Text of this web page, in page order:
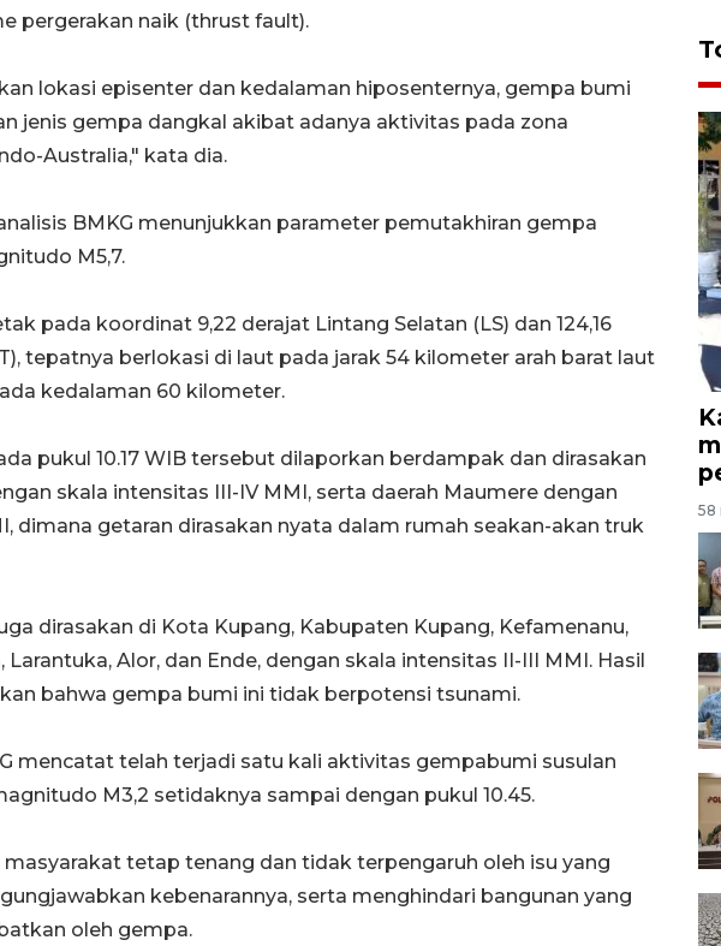
pergerakan naik (thrust fault).
lokasi episenter dan kedalaman hiposenternya, gempa bumi
jenis gempa dangkal akibat adanya aktivitas pada zona
Australia," kata dia.
BMKG menunjukkan parameter pemutakhiran gempa
M5,7.
pada koordinat 9,22 derajat Lintang Selatan (LS) dan 124,16
tepatnya berlokasi di laut pada jarak 54 kilometer arah barat laut
kedalaman 60 kilometer.
pukul 10.17 WIB tersebut dilaporkan berdampak dan dirasakan
skala intensitas III-IV MMI, serta daerah Maumere dengan
dimana getaran dirasakan nyata dalam rumah seakan-akan truk
dirasakan di Kota Kupang, Kabupaten Kupang, Kefamenanu,
Larantuka, Alor, dan Ende, dengan skala intensitas II-III MMI. Hasil
bahwa gempa bumi ini tidak berpotensi tsunami.
mencatat telah terjadi satu kali aktivitas gempabumi susulan
M3,2 setidaknya sampai dengan pukul 10.45.
tetap tenang dan tidak terpengaruh oleh isu yang
kebenarannya, serta menghindari bangunan yang
oleh gempa.
58